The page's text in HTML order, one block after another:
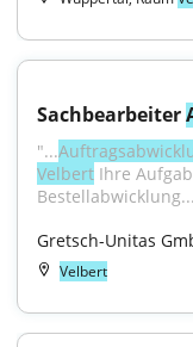
Sachbearbeiter
"...
Velbert Ihre
Gretsch-Unitas
Velbert